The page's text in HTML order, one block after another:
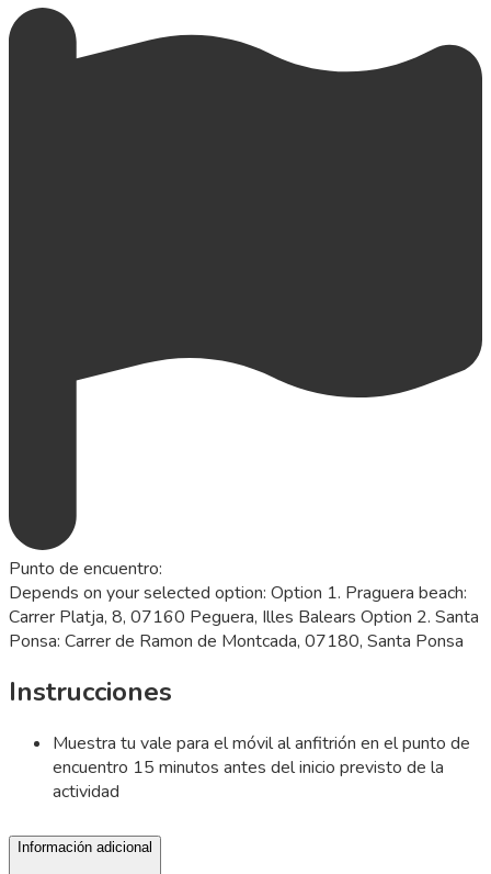
Punto de encuentro:
Depends on your selected option: Option 1. Praguera beach:
Carrer Platja, 8, 07160 Peguera, Illes Balears Option 2. Santa
Ponsa: Carrer de Ramon de Montcada, 07180, Santa Ponsa
Instrucciones
Muestra tu vale para el móvil al anfitrión en el punto de
encuentro 15 minutos antes del inicio previsto de la
actividad
Información adicional